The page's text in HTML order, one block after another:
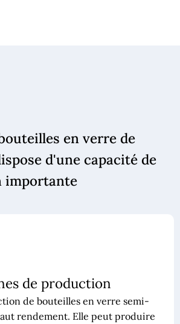
en verre de
d'une capacité de
importante
de production
de bouteilles en verre semi-
rendement. Elle peut produire